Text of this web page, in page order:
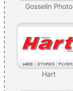
Gosselin Photo
Hart